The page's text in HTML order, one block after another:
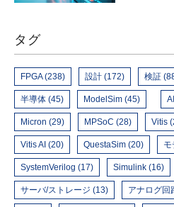
タグ
FPGA (238) 設計 (172) 検証
半導体 (45) ModelSim (45)
Micron (29) MPSoC (28) Vitis
Vitis AI (20) QuestaSim (20)
SystemVerilog (17) Simulink (16)
サーバ/ストレージ (13) アナログ回